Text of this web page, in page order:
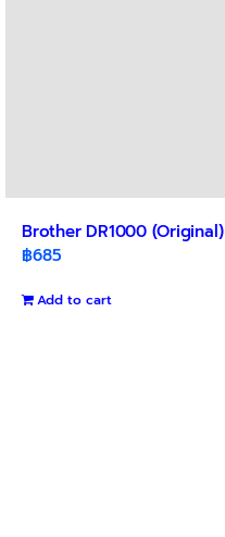
Brother DR1000 (Original)
฿685
Add to cart